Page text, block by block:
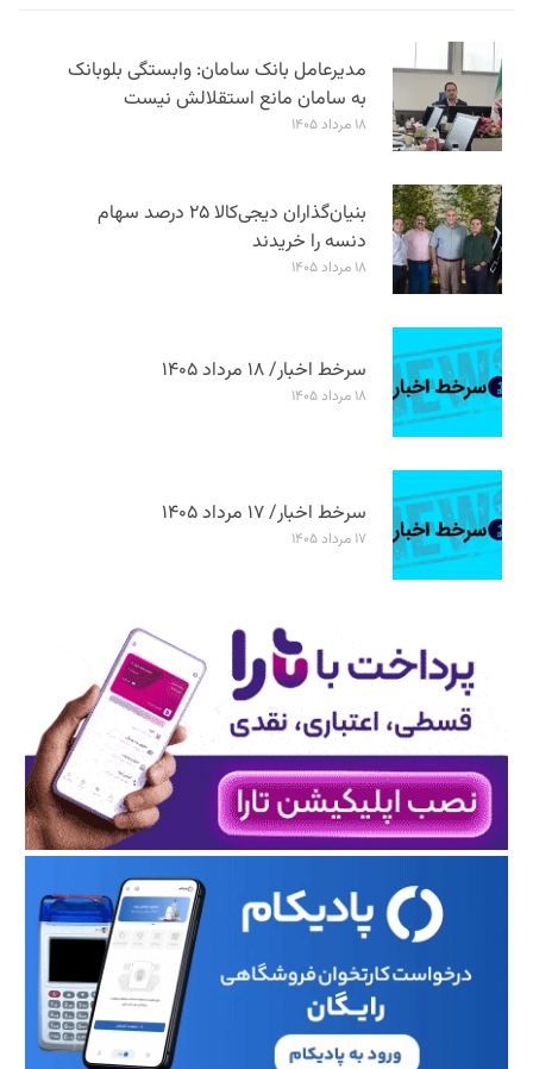
مدیرعامل بانک سامان: وابستگی بلوبانک
به سامان مانع استقلالش نیست
۱۸ مرداد ۱۴۰۵
بنیان‌گذاران دیجی‌کالا ۲۵ درصد سهام
دنسه را خریدند
۱۸ مرداد ۱۴۰۵
سرخط اخبار/ ۱۸ مرداد ۱۴۰۵
۱۸ مرداد ۱۴۰۵
سرخط اخبار/ ۱۷ مرداد ۱۴۰۵
۱۷ مرداد ۱۴۰۵